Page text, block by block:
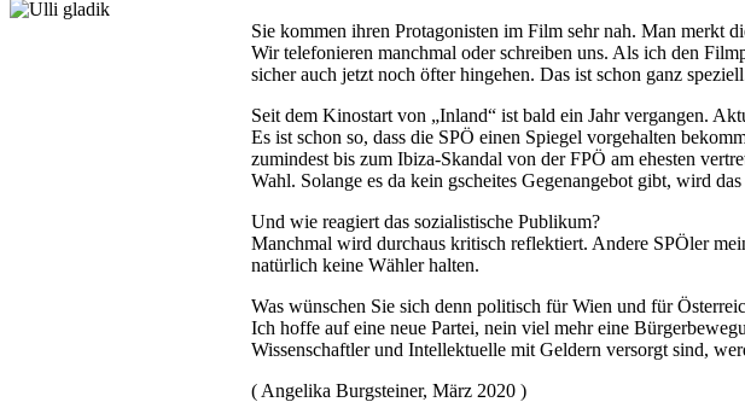
Sie kommen ihren Protagonisten im Film sehr nah. Man merkt
Wir telefonieren manchmal oder schreiben uns. Als ich den
sicher auch jetzt noch öfter hingehen. Das ist schon ganz
Seit dem Kinostart von „Inland“ ist bald ein Jahr vergangen.
Es ist schon so, dass die SPÖ einen Spiegel vorgehalten
zumindest bis zum Ibiza-Skandal von der FPÖ am ehesten
Wahl. Solange es da kein gscheites Gegenangebot gibt, wird
Und wie reagiert das sozialistische Publikum?
Manchmal wird durchaus kritisch reflektiert. Andere SPÖler
natürlich keine Wähler halten.
Was wünschen Sie sich denn politisch für Wien und für
Ich hoffe auf eine neue Partei, nein viel mehr eine
Wissenschaftler und Intellektuelle mit Geldern versorgt sind,
( Angelika Burgsteiner, März 2020 )